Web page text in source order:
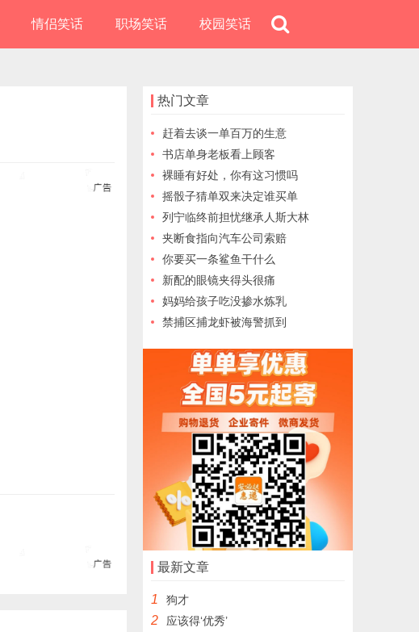
情侣笑话 职场笑话 校园笑话
热门文章
赶着去谈一单百万的生意
书店单身老板看上顾客
裸睡有好处，你有这习惯吗
摇骰子猜单双来决定谁买单
列宁临终前担忧继承人斯大林
夹断食指向汽车公司索赔
你要买一条鲨鱼干什么
新配的眼镜夹得头很痛
妈妈给孩子吃没掺水炼乳
禁捕区捕龙虾被海警抓到
最新文章
1 狗才
2 应该得‘优秀’